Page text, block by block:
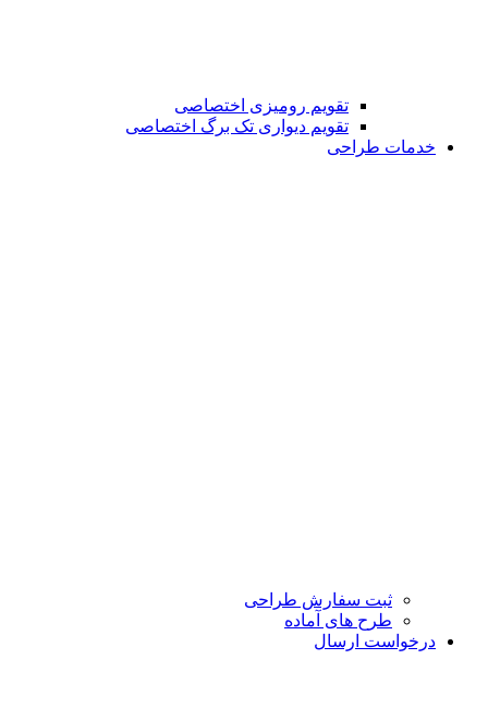
تقویم رومیزی اختصاصی
تقویم دیواری تک برگ اختصاصی
خدمات طراحی
ثبت سفارش طراحی
طرح های آماده
درخواست ارسال